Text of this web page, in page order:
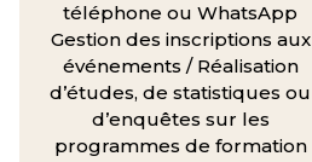
téléphone ou WhatsApp
Gestion des inscriptions aux
événements / Réalisation
d’études, de statistiques ou
d’enquêtes sur les
programmes de formation